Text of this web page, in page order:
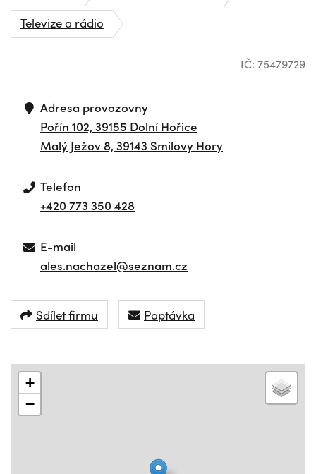
Televize a rádio
IČ: 75479729
Adresa provozovny
Pořín 102, 39155 Dolní Hořice
Malý Ježov 8, 39143 Smilovy Hory
Telefon
+420 773 350 428
E-mail
ales.nachazel@seznam.cz
Sdílet firmu Poptávka
+
−